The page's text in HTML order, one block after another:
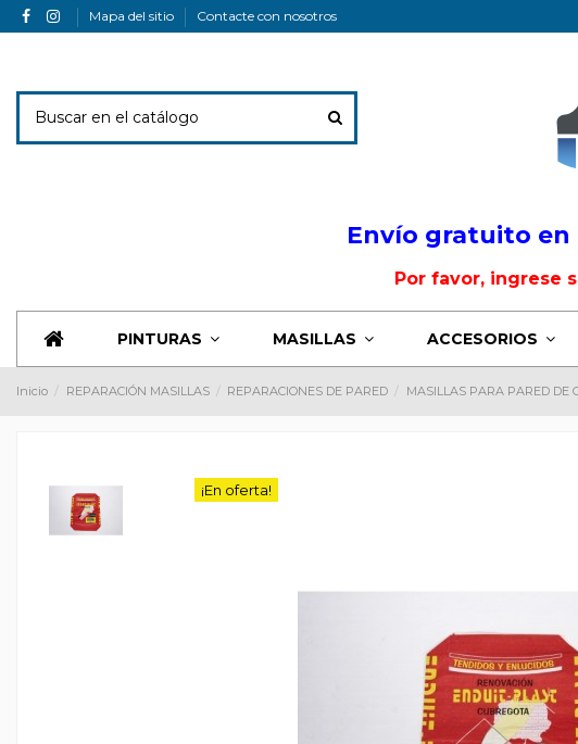
Mapa del sitio Contacte con nosotros
Envío gratuito en
Por favor, ingrese
PINTURAS MASILLAS ACCESORIOS
Inicio REPARACIÓN MASILLAS REPARACIONES DE PARED MASILLAS PARA PARED DE
¡En oferta!